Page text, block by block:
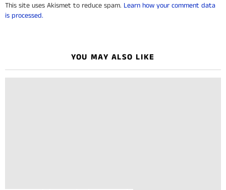
This site uses Akismet to reduce spam. Learn how your comment data
is processed.
YOU MAY ALSO LIKE